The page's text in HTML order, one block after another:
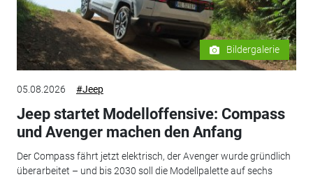
Bildergalerie
05.08.2026 #Jeep
Jeep startet Modelloffensive: Compass
und Avenger machen den Anfang
Der Compass fährt jetzt elektrisch, der Avenger wurde gründlich
überarbeitet – und bis 2030 soll die Modellpalette auf sechs